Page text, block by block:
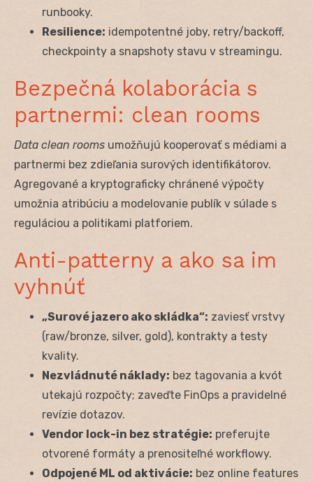
runbooky.
Resilience: idempotentné joby, retry/backoff,
checkpointy a snapshoty stavu v streamingu.
Bezpečná kolaborácia s
partnermi: clean rooms
Data clean rooms umožňujú kooperovať s médiami a
partnermi bez zdieľania surových identifikátorov.
Agregované a kryptograficky chránené výpočty
umožnia atribúciu a modelovanie publík v súlade s
reguláciou a politikami platforiem.
Anti-patterny a ako sa im
vyhnúť
„Surové jazero ako skládka“: zaviesť vrstvy
(raw/bronze, silver, gold), kontrakty a testy
kvality.
Nezvládnuté náklady: bez tagovania a kvót
utekajú rozpočty; zaveďte FinOps a pravidelné
revízie dotazov.
Vendor lock-in bez stratégie: preferujte
otvorené formáty a prenositeľné workflowy.
Odpojené ML od aktivácie: bez online features